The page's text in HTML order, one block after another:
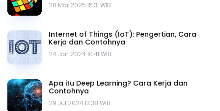
20 Mar 2025 15.31 WIB
Internet of Things (IoT): Pengertian, Cara
Kerja dan Contohnya
24 Jan 2024 10.41 WIB
Apa itu Deep Learning? Cara Kerja dan
Contohnya
29 Jul 2024 13.38 WIB